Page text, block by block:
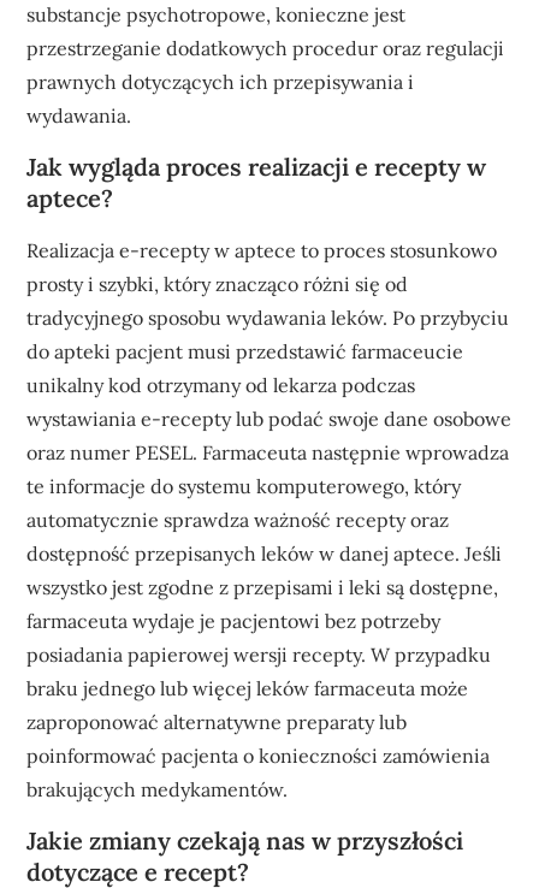
substancje psychotropowe, konieczne jest
przestrzeganie dodatkowych procedur oraz regulacji
prawnych dotyczących ich przepisywania i
wydawania.
Jak wygląda proces realizacji e recepty w
aptece?
Realizacja e-recepty w aptece to proces stosunkowo
prosty i szybki, który znacząco różni się od
tradycyjnego sposobu wydawania leków. Po przybyciu
do apteki pacjent musi przedstawić farmaceucie
unikalny kod otrzymany od lekarza podczas
wystawiania e-recepty lub podać swoje dane osobowe
oraz numer PESEL. Farmaceuta następnie wprowadza
te informacje do systemu komputerowego, który
automatycznie sprawdza ważność recepty oraz
dostępność przepisanych leków w danej aptece. Jeśli
wszystko jest zgodne z przepisami i leki są dostępne,
farmaceuta wydaje je pacjentowi bez potrzeby
posiadania papierowej wersji recepty. W przypadku
braku jednego lub więcej leków farmaceuta może
zaproponować alternatywne preparaty lub
poinformować pacjenta o konieczności zamówienia
brakujących medykamentów.
Jakie zmiany czekają nas w przyszłości
dotyczące e recept?